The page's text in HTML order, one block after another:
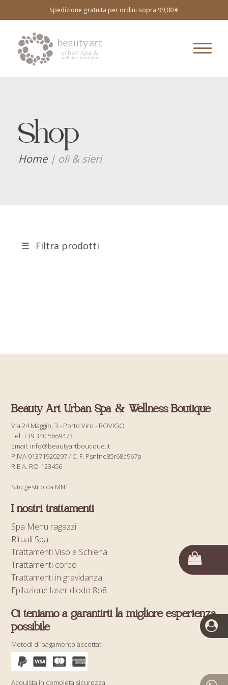
Spedizione gratuita per ordini sopra 99,00 €
Shop
Home| oli & sieri
Filtra prodotti
Beauty Art Urban Spa & Wellness Boutique
Via 24 Maggio, 3 - Porto Viro - ROVIGO
Tel: +39 340 5669473
Email: info@beautyartboutique.it
P.IVA 01371920297 / C. F. Psnfnc85r68c967p
R.E.A. RO-123456
Sito gestito da MNT
I nostri trattamenti
Spa Menu ragazzi
Rituali Spa
Trattamenti Viso e Schiena
Trattamenti corpo
Trattamenti in gravidanza
Epilazione laser diodo 8o8
Ci teniamo a garantirti la migliore esperienza
possibile
Metodi di pagamento accettati
Acquista in completa sicurezza